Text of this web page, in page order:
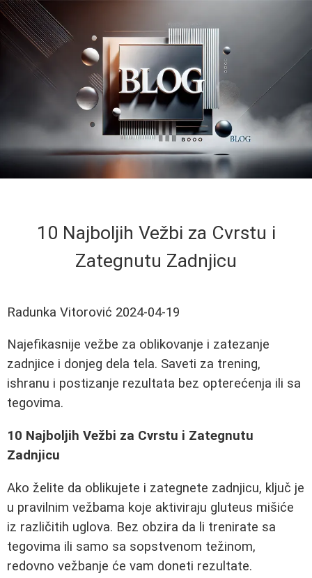
10 Najboljih Vežbi za Cvrstu i
Zategnutu Zadnjicu
Radunka Vitorović 2024-04-19
Najefikasnije vežbe za oblikovanje i zatezanje
zadnjice i donjeg dela tela. Saveti za trening,
ishranu i postizanje rezultata bez opterećenja ili sa
tegovima.
10 Najboljih Vežbi za Cvrstu i Zategnutu
Zadnjicu
Ako želite da oblikujete i zategnete zadnjicu, ključ je
u pravilnim vežbama koje aktiviraju gluteus mišiće
iz različitih uglova. Bez obzira da li trenirate sa
tegovima ili samo sa sopstvenom težinom,
redovno vežbanje će vam doneti rezultate.